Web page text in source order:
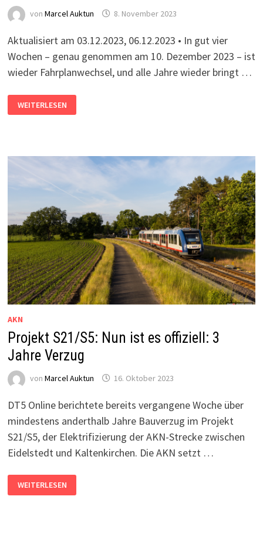
von Marcel Auktun 8. November 2023
Aktualisiert am 03.12.2023, 06.12.2023 • In gut vier
Wochen – genau genommen am 10. Dezember 2023 – ist
wieder Fahrplanwechsel, und alle Jahre wieder bringt …
FAHRPLANWECHSEL
2023/24:
DAS
WEITERLESEN
AKN
Projekt S21/S5: Nun ist es offiziell: 3
Jahre Verzug
von Marcel Auktun 16. Oktober 2023
DT5 Online berichtete bereits vergangene Woche über
mindestens anderthalb Jahre Bauverzug im Projekt
S21/S5, der Elektrifizierung der AKN-Strecke zwischen
Eidelstedt und Kaltenkirchen. Die AKN setzt …
S21/S5:
NUN
WEITERLESEN